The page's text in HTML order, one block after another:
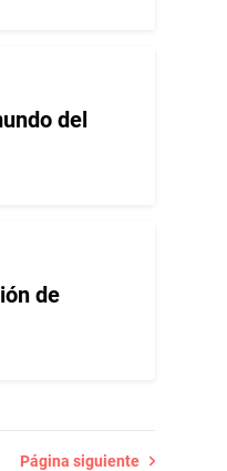
del
de
Página siguiente